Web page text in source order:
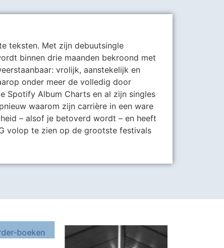
teksten. Met zijn debuutsingle
binnen drie maanden bekroond met
vrolijk, aanstekelijk en
onder meer de volledig door
Spotify Album Charts en al zijn singles
waarom zijn carrière in een ware
– alsof je betoverd wordt – en heeft
volop te zien op de grootste festivals